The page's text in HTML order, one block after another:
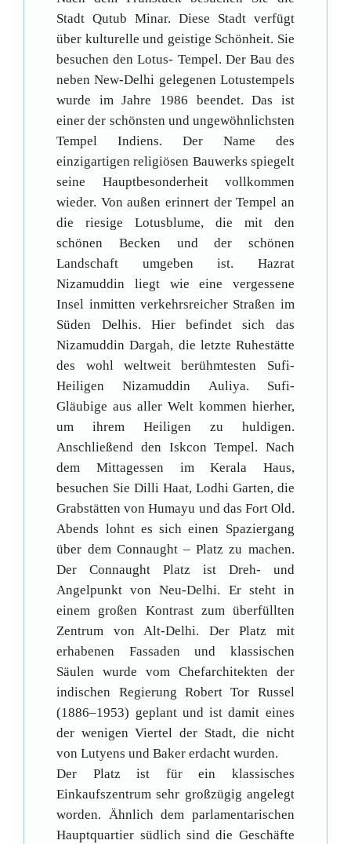
Stadt Qutub Minar. Diese Stadt verfügt
über kulturelle und geistige Schönheit. Sie
besuchen den Lotus- Tempel. Der Bau des
neben New-Delhi gelegenen Lotustempels
wurde im Jahre 1986 beendet. Das ist
einer der schönsten und ungewöhnlichsten
Tempel Indiens. Der Name des
einzigartigen religiösen Bauwerks spiegelt
seine Hauptbesonderheit vollkommen
wieder. Von außen erinnert der Tempel an
die riesige Lotusblume, die mit den
schönen Becken und der schönen
Landschaft umgeben ist. Hazrat
Nizamuddin liegt wie eine vergessene
Insel inmitten verkehrsreicher Straßen im
Süden Delhis. Hier befindet sich das
Nizamuddin Dargah, die letzte Ruhestätte
des wohl weltweit berühmtesten Sufi-
Heiligen Nizamuddin Auliya. Sufi-
Gläubige aus aller Welt kommen hierher,
um ihrem Heiligen zu huldigen.
Anschließend den Iskcon Tempel. Nach
dem Mittagessen im Kerala Haus,
besuchen Sie Dilli Haat, Lodhi Garten, die
Grabstätten von Humayu und das Fort Old.
Abends lohnt es sich einen Spaziergang
über dem Connaught – Platz zu machen.
Der Connaught Platz ist Dreh- und
Angelpunkt von Neu-Delhi. Er steht in
einem großen Kontrast zum überfüllten
Zentrum von Alt-Delhi. Der Platz mit
erhabenen Fassaden und klassischen
Säulen wurde vom Chefarchitekten der
indischen Regierung Robert Tor Russel
(1886–1953) geplant und ist damit eines
der wenigen Viertel der Stadt, die nicht
von Lutyens und Baker erdacht wurden.
Der Platz ist für ein klassisches
Einkaufszentrum sehr großzügig angelegt
worden. Ähnlich dem parlamentarischen
Hauptquartier südlich sind die Geschäfte